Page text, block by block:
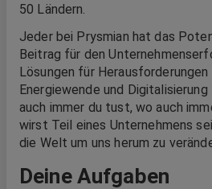
50 Ländern.
Jeder bei Prysmian hat das
Beitrag für den
Lösungen für Herausforderungen
Energiewende und
auch immer du tust, wo auch
wirst Teil eines Unternehmens
die Welt um uns herum zu
Deine Aufgaben